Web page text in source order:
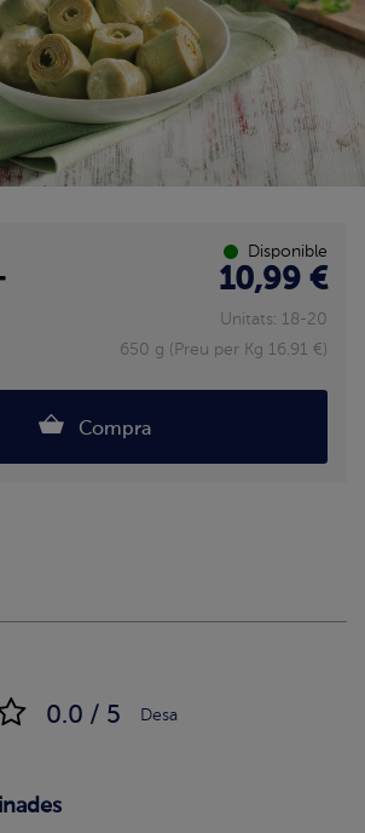
Disponible
10,99 €
Unitats: 18-20
650 g (Preu per Kg 16.91 €)
Compra
0.0 / 5 Desa